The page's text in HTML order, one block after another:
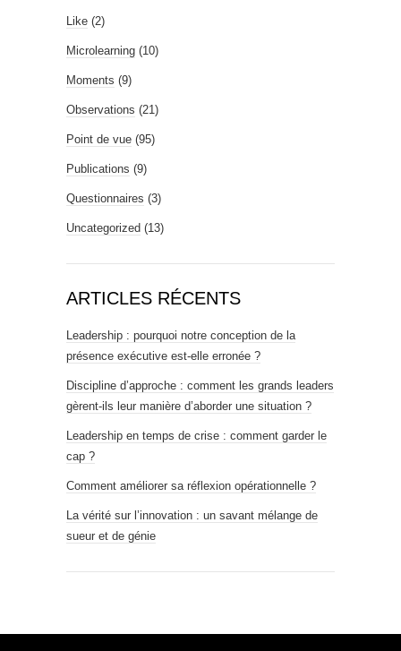
Like (2)
Microlearning (10)
Moments (9)
Observations (21)
Point de vue (95)
Publications (9)
Questionnaires (3)
Uncategorized (13)
ARTICLES RÉCENTS
Leadership : pourquoi notre conception de la
présence exécutive est-elle erronée ?
Discipline d’approche : comment les grands leaders
gèrent-ils leur manière d’aborder une situation ?
Leadership en temps de crise : comment garder le
cap ?
Comment améliorer sa réflexion opérationnelle ?
La vérité sur l’innovation : un savant mélange de
sueur et de génie